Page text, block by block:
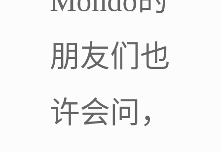
朋友们也
许会问，